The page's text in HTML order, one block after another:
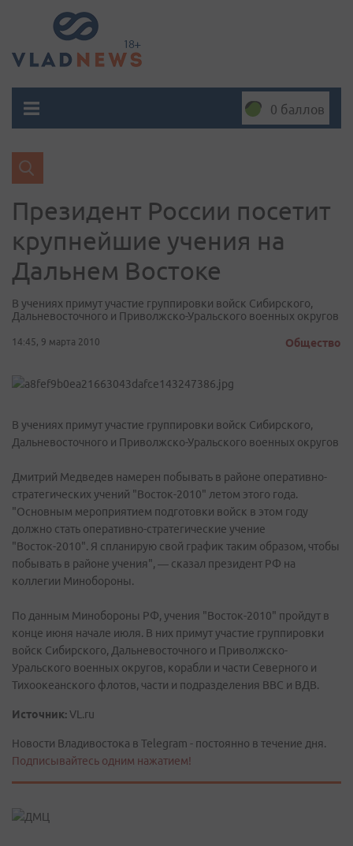
0 баллов
Президент России посетит
крупнейшие учения на
Дальнем Востоке
В учениях примут участие группировки войск Сибирского,
Дальневосточного и Приволжско-Уральского военных округов
14:45, 9 марта 2010 Общество
В учениях примут участие группировки войск Сибирского,
Дальневосточного и Приволжско-Уральского военных округов
Дмитрий Медведев намерен побывать в районе оперативно-
стратегических учений "Восток-2010" летом этого года.
"Основным мероприятием подготовки войск в этом году
должно стать оперативно-стратегические учение
"Восток-2010". Я спланирую свой график таким образом, чтобы
побывать в районе учения", — сказал президент РФ на
коллегии Минобороны.
По данным Минобороны РФ, учения "Восток-2010" пройдут в
конце июня начале июля. В них примут участие группировки
войск Сибирского, Дальневосточного и Приволжско-
Уральского военных округов, корабли и части Северного и
Тихоокеанского флотов, части и подразделения ВВС и ВДВ.
Источник:VL.ru
Новости Владивостока в Telegram - постоянно в течение дня.
Подписывайтесь одним нажатием!